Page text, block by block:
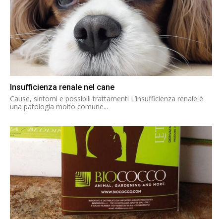
Insufficienza renale nel cane
Cause, sintomi e possibili trattamenti L’insufficienza renale è
una patologia molto comune...